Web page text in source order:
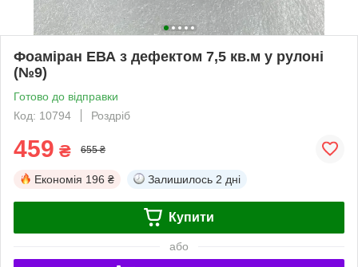
Фоаміран ЕВА з дефектом 7,5 кв.м у рулоні
(№9)
Готово до відправки
Код: 10794
Роздріб
459 ₴ 655 ₴
Економія 196 ₴ Залишилось 2 дні
Купити
або